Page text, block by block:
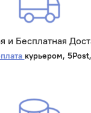
и Бесплатная
курьером,